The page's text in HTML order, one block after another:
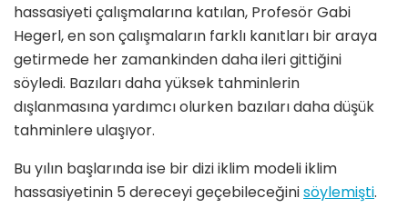
hassasiyeti çalışmalarına katılan, Profesör Gabi
Hegerl, en son çalışmaların farklı kanıtları bir araya
getirmede her zamankinden daha ileri gittiğini
söyledi. Bazıları daha yüksek tahminlerin
dışlanmasına yardımcı olurken bazıları daha düşük
tahminlere ulaşıyor.
Bu yılın başlarında ise bir dizi iklim modeli iklim
hassasiyetinin 5 dereceyi geçebileceğinisöylemişti.